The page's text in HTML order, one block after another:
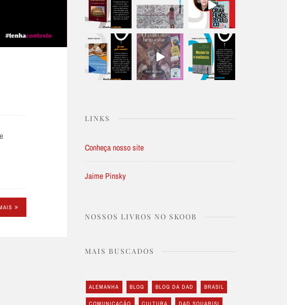
LINKS
Conheça nosso site
Jaime Pinsky
NOSSOS LIVROS NO SKOOB
MAIS BUSCADOS
ALEMANHA BLOG BLOG DA DAD BRASIL
COMUNICAÇÃO CULTURA DAD SQUARISI